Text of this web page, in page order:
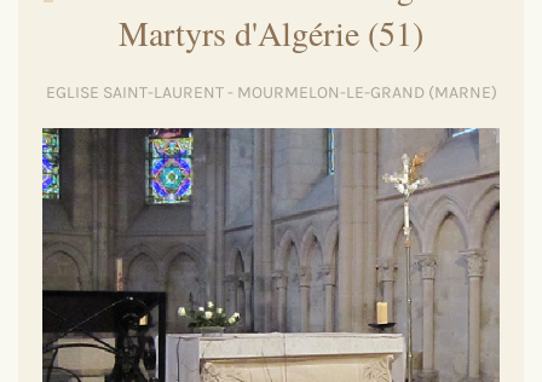
Martyrs d'Algérie (51)
EGLISE SAINT-LAURENT - MOURMELON-LE-GRAND (MARNE)